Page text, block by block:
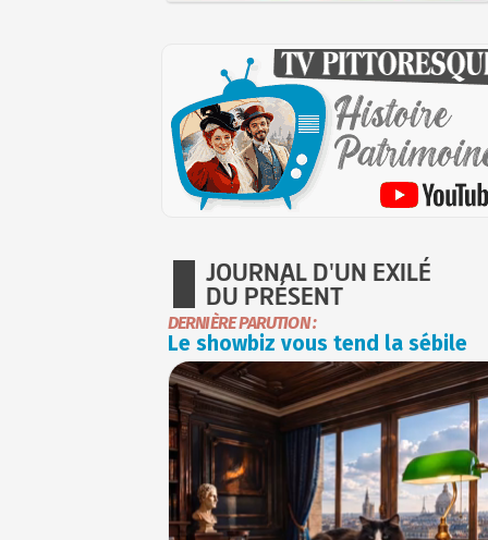
JOURNAL D'UN EXILÉ
DU PRÉSENT
DERNIÈRE PARUTION :
Le showbiz vous tend la sébile